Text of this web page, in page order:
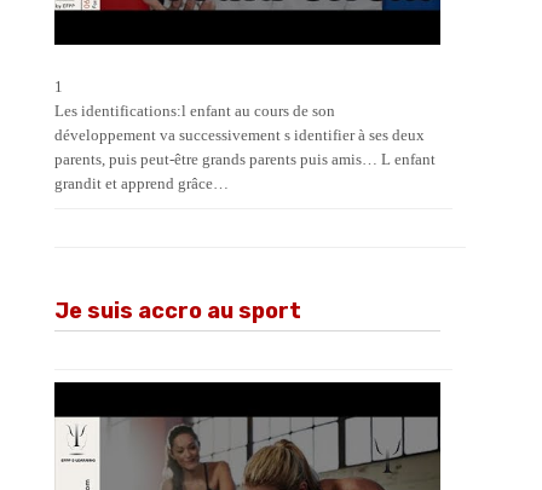
1
Les identifications:l enfant au cours de son
développement va successivement s identifier à ses deux
parents, puis peut-être grands parents puis amis… L enfant
grandit et apprend grâce…
Je suis accro au sport